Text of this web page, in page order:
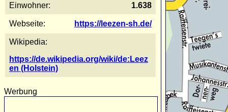
Einwohner: 1.638
Webseite: https://leezen-sh.de/
Wikipedia:
https://de.wikipedia.org/wiki/de:Leez
en (Holstein)
Werbung